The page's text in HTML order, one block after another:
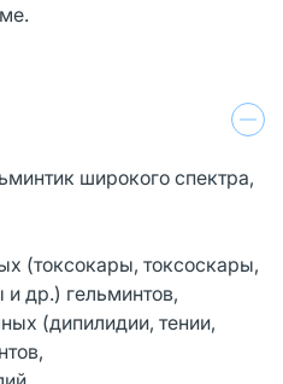
широкого спектра,
(токсокары, токсоскары,
др.) гельминтов,
(дипилидии, тении,